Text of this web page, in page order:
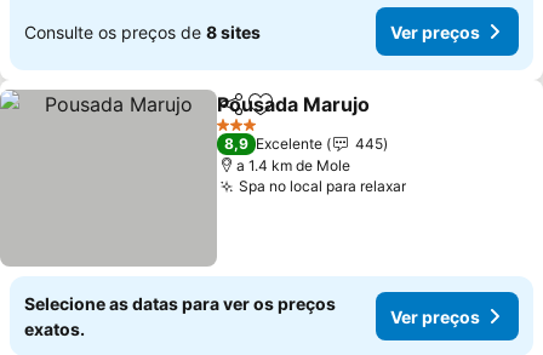
Consulte os preços de 8 sites Ver preços
PartilharAdicionar aos favoritos
Pousada Marujo
3 Estrelas
8,9 Excelente
445
a 1.4 km de Mole
Spa no local para relaxarVer preços
Selecione as datas para ver os preços
exatos.
Ver preços